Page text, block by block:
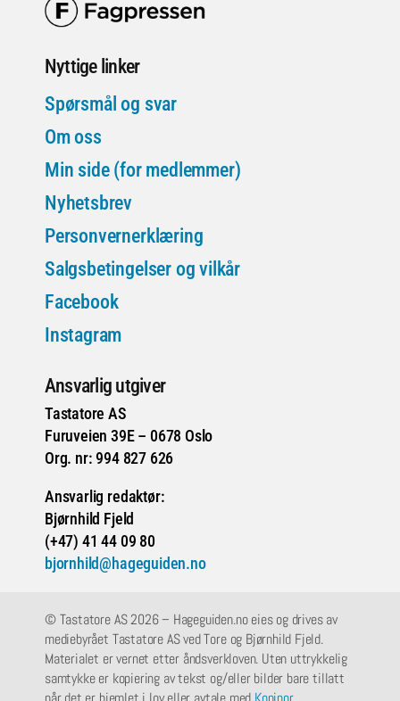
Nyttige linker
Spørsmål og svar
Om oss
Min side (for medlemmer)
Nyhetsbrev
Personvernerklæring
Salgsbetingelser og vilkår
Facebook
Instagram
Ansvarlig utgiver
Tastatore AS
Furuveien 39E – 0678 Oslo
Org. nr: 994 827 626
Ansvarlig redaktør:
Bjørnhild Fjeld
(+47) 41 44 09 80
bjornhild@hageguiden.no
© Tastatore AS 2026 – Hageguiden.no eies og drives av
mediebyrået Tastatore AS ved Tore og Bjørnhild Fjeld.
Materialet er vernet etter åndsverkloven. Uten uttrykkelig
samtykke er kopiering av tekst og/eller bilder bare tillatt